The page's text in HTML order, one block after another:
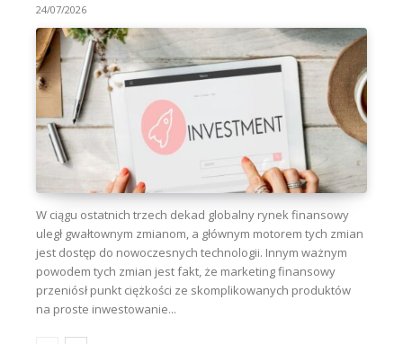
24/07/2026
W ciągu ostatnich trzech dekad globalny rynek finansowy
uległ gwałtownym zmianom, a głównym motorem tych zmian
jest dostęp do nowoczesnych technologii. Innym ważnym
powodem tych zmian jest fakt, że marketing finansowy
przeniósł punkt ciężkości ze skomplikowanych produktów
na proste inwestowanie...